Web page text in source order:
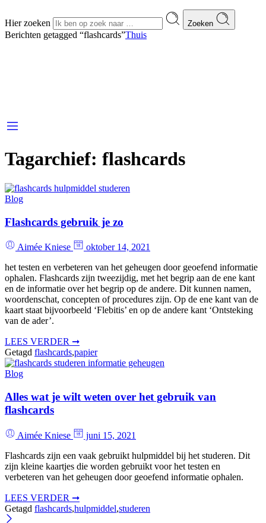
Hier zoeken Zoeken
Berichten getagged “flashcards”Thuis
Tagarchief: flashcards
Blog
Flashcards gebruik je zo
Aimée Kniese
oktober 14, 2021
het testen en verbeteren van het geheugen door geoefend informatie
ophalen. Flashcards zijn tweezijdig, met het begrip aan de ene kant
en de informatie over het begrip op de andere. Dit kunnen namen,
woordenschat, concepten of procedures zijn. Op de ene kant van de
kaart staat bijvoorbeeld ‘Flebitis’ en op de andere kant ‘Ontsteking
van de ader’.
LEES VERDER ➞
Getagd flashcards,papier
Blog
Alles wat je wilt weten over het gebruik van
flashcards
Aimée Kniese
juni 15, 2021
Flashcards zijn een vaak gebruikt hulpmiddel bij het studeren. Dit
zijn kleine kaartjes die worden gebruikt voor het testen en
verbeteren van het geheugen door geoefend informatie ophalen.
LEES VERDER ➞
Getagd flashcards,hulpmiddel,studeren